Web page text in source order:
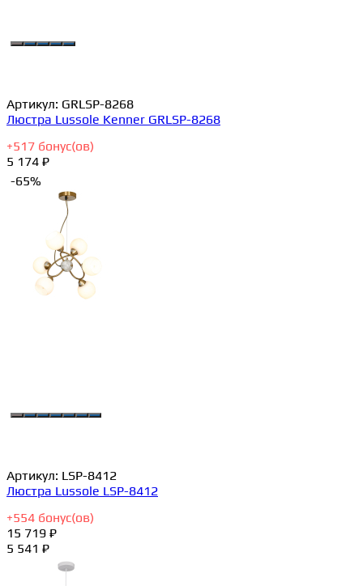
Артикул: GRLSP-8268
Люстра Lussole Kenner GRLSP-8268
+517 бонус(ов)
5 174 ₽
-65%
Артикул: LSP-8412
Люстра Lussole LSP-8412
+554 бонус(ов)
15 719 ₽
5 541 ₽